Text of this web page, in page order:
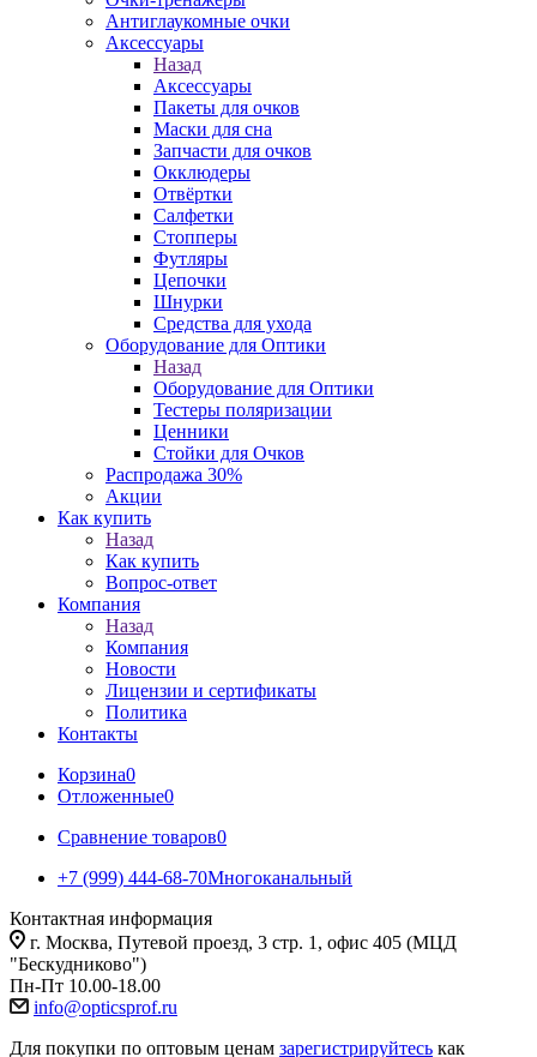
Антиглаукомные очки
Аксессуары
Назад
Аксессуары
Пакеты для очков
Маски для сна
Запчасти для очков
Окклюдеры
Отвёртки
Салфетки
Стопперы
Футляры
Цепочки
Шнурки
Средства для ухода
Оборудование для Оптики
Назад
Оборудование для Оптики
Тестеры поляризации
Ценники
Стойки для Очков
Распродажа 30%
Акции
Как купить
Назад
Как купить
Вопрос-ответ
Компания
Назад
Компания
Новости
Лицензии и сертификаты
Политика
Контакты
Корзина0
Отложенные0
Сравнение товаров0
+7 (999) 444-68-70Многоканальный
Контактная информация
г. Москва, Путевой проезд, 3 стр. 1, офис 405 (МЦД
"Бескудниково")
Пн-Пт 10.00-18.00
info@opticsprof.ru
Для покупки по оптовым ценам зарегистрируйтесь как